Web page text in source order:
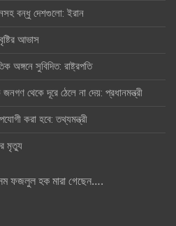
বন্ধু দেশগুলো: ইরান
আভাস
অঙ্গনে সুবিদিত: রাষ্ট্রপতি
থেকে দূরে ঠেলে না দেয়: প্রধানমন্ত্রী
করা হবে: তথ্যমন্ত্রী
মৃত্যু
ফজলুল হক মারা গেছেন….